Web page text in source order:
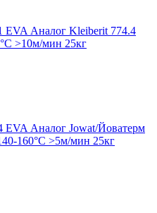
Аналог Kleiberit 774.4
>10м/мин 25кг
Аналог Jowat/Йоватерм
160°С >5м/мин 25кг